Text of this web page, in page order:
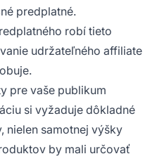
predplatné.
robí tieto
udržateľného affiliate
pre vaše publikum
si vyžaduje dôkladné
nielen samotnej výšky
by mali určovať